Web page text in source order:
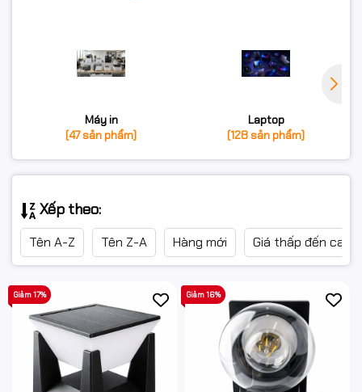
Máy in
(47 sản phẩm)
Laptop
(128 sản phẩm)
Xếp theo:
Tên A-Z Tên Z-A Hàng mới Giá thấp đến cao
Giảm 17% Giảm 16%